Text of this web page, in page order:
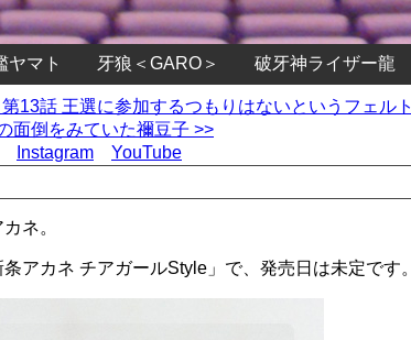
ヤマト 牙狼＜GARO＞ 破牙神ライザー龍
13話 王選に参加するつもりはないというフェルト
面倒をみていた禰豆子 >>
Instagram YouTube
ネ。
アカネ チアガールStyle」で、発売日は未定です。